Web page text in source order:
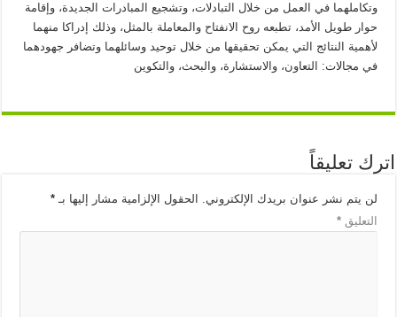
وتكاملهما في العمل من خلال التبادلات، وتشجيع المبادرات الجديدة، وإقامة
حوار طويل الأمد، تطبعه روح الانفتاح والمعاملة بالمثل، وذلك إدراكا منهما
لأهمية النتائج التي يمكن تحقيقها من خلال توحيد وسائلهما وتضافر جهودهما
في مجالات: التعاون، والاستشارة، والبحث، والتكوين
اترك تعليقاً
لن يتم نشر عنوان بريدك الإلكتروني. الحقول الإلزامية مشار إليها بـ*
التعليق*